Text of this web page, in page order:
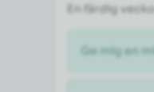
En färdig
Ge mig en